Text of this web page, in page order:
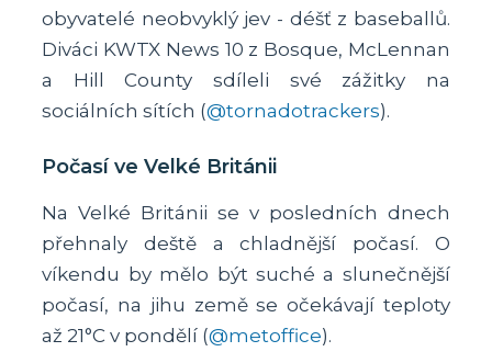
obyvatelé neobvyklý jev - déšť z baseballů.
Diváci KWTX News 10 z Bosque, McLennan
a Hill County sdíleli své zážitky na
sociálních sítích (@tornadotrackers).
Počasí ve Velké Británii
Na Velké Británii se v posledních dnech
přehnaly deště a chladnější počasí. O
víkendu by mělo být suché a slunečnější
počasí, na jihu země se očekávají teploty
až 21°C v pondělí (@metoffice).